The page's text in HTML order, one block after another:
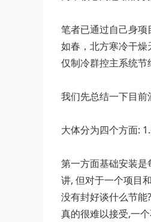
笔者已通过自己身
如春，北方寒冷干
仅制冷群控主系统节
我们先总结一下目前
大体分为四个方面:
第一方面基础安装
讲, 但对于一个项目
没有封好谈什么节
真的很难以接受,一